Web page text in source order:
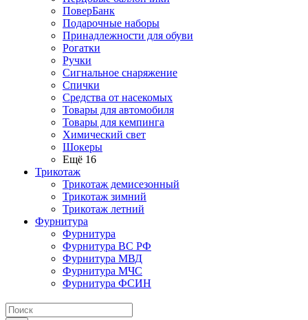
ПоверБанк
Подарочные наборы
Принадлежности для обуви
Рогатки
Ручки
Сигнальное снаряжение
Спички
Средства от насекомых
Товары для автомобиля
Товары для кемпинга
Химический свет
Шокеры
Ещё 16
Трикотаж
Трикотаж демисезонный
Трикотаж зимний
Трикотаж летний
Фурнитура
Фурнитура
Фурнитура ВС РФ
Фурнитура МВД
Фурнитура МЧС
Фурнитура ФСИН